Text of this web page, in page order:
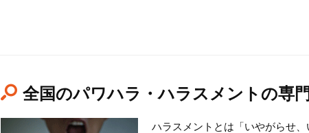
全国のパワハラ・ハラスメントの専
ハラスメントとは「いやがらせ